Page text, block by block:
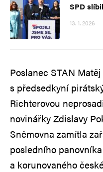
SPD
13. 1. 2026
Poslanec STAN
s předsedkyní
Richterovou
novinářky Zdislavy
Sněmovna zamítla
posledního
a korunovaného